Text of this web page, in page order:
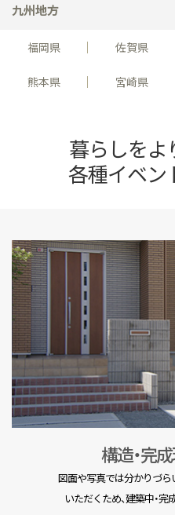
九州地方
福岡県 佐賀県
熊本県 宮崎県
暮らしをよ
各種イベン
構造・完
図面や写真では分かりづ
いただくため、建築中・